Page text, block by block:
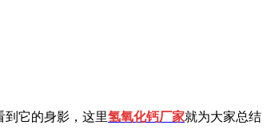
它的身影，这里氢氧化钙厂家就为大家总结